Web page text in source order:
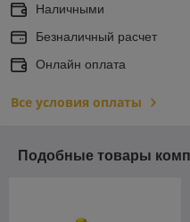
Наличными
Безналичный расчет
Онлайн оплата
Все условия оплаты
Подобные товары